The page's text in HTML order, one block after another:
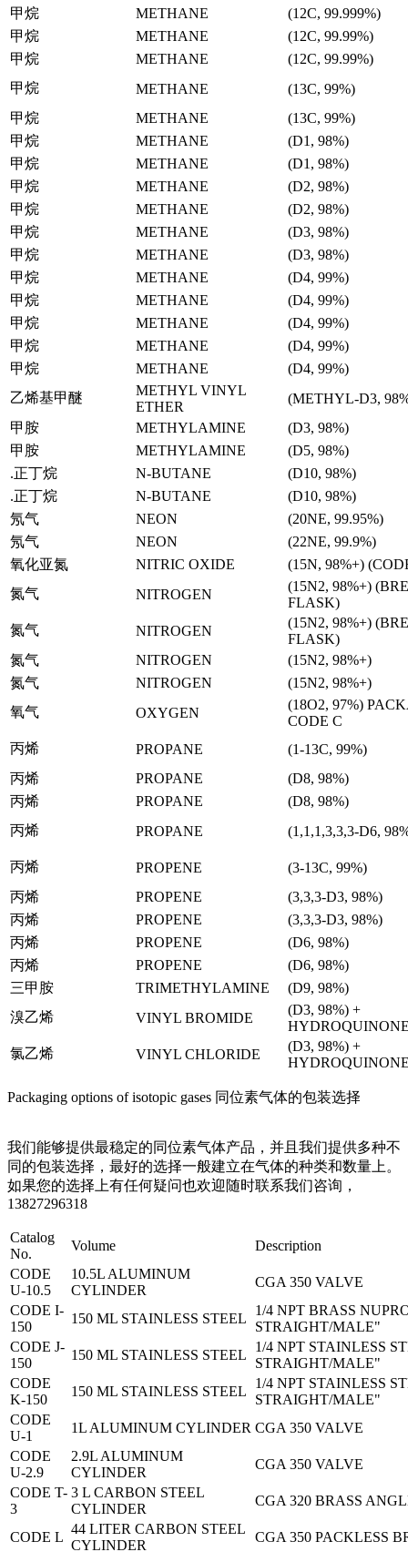
甲烷
METHANE
(12C, 99.999%)
甲烷
METHANE
(12C, 99.99%)
甲烷
METHANE
(12C, 99.99%)
甲烷
METHANE
(13C, 99%)
甲烷
METHANE
(13C, 99%)
甲烷
METHANE
(D1, 98%)
甲烷
METHANE
(D1, 98%)
甲烷
METHANE
(D2, 98%)
甲烷
METHANE
(D2, 98%)
甲烷
METHANE
(D3, 98%)
甲烷
METHANE
(D3, 98%)
甲烷
METHANE
(D4, 99%)
甲烷
METHANE
(D4, 99%)
甲烷
METHANE
(D4, 99%)
甲烷
METHANE
(D4, 99%)
甲烷
METHANE
(D4, 99%)
乙烯基甲醚
METHYL VINYL
ETHER
(METHYL-D3,
甲胺
METHYLAMINE
(D3, 98%)
甲胺
METHYLAMINE
(D5, 98%)
.正丁烷
N-BUTANE
(D10, 98%)
.正丁烷
N-BUTANE
(D10, 98%)
氖气
NEON
(20NE, 99.95%)
氖气
NEON
(22NE, 99.9%)
氧化亚氮
NITRIC OXIDE
(15N, 98%+)
氮气
NITROGEN
(15N2, 98%+)
FLASK)
氮气
NITROGEN
(15N2, 98%+)
FLASK)
氮气
NITROGEN
(15N2, 98%+)
氮气
NITROGEN
(15N2, 98%+)
氧气
OXYGEN
(18O2, 97%)
CODE C
丙烯
PROPANE
(1-13C, 99%)
丙烯
PROPANE
(D8, 98%)
丙烯
PROPANE
(D8, 98%)
丙烯
PROPANE (1,1,1,3,3,3-D6,
丙烯 PROPENE
(3-13C, 99%)
丙烯
PROPENE
(3,3,3-D3, 98%)
丙烯
PROPENE
(3,3,3-D3, 98%)
丙烯
PROPENE
(D6, 98%)
丙烯
PROPENE
(D6, 98%)
三甲胺
TRIMETHYLAMINE
(D9, 98%)
溴乙烯
VINYL BROMIDE
(D3, 98%) +
氯乙烯
VINYL CHLORIDE
(D3, 98%) +
Packaging options of isotopic gases 同位素气体的包装选择
我们能够提供最稳定的同位素气体产品，并且我们提供多种不
同的包装选择，最好的选择一般建立在气体的种类和数量上。
如果您的选择上有任何疑问也欢迎随时联系我们咨询，
13827296318
Catalog
No.
Volume
Description
CODE
U-10.5
10.5L ALUMINUM
CYLINDER
CGA 350 VALVE
CODE I-
150
150 ML STAINLESS STEEL
1/4 NPT BRASS
STRAIGHT/MALE"
CODE J-
150
150 ML STAINLESS STEEL
1/4 NPT STAINLESS
STRAIGHT/MALE"
CODE
K-150
150 ML STAINLESS STEEL
1/4 NPT STAINLESS
STRAIGHT/MALE"
CODE
U-1
1L ALUMINUM CYLINDER CGA 350 VALVE
CODE
U-2.9
2.9L ALUMINUM
CYLINDER
CGA 350 VALVE
CODE T-
3
3 L CARBON STEEL
CYLINDER
CGA 320 BRASS
CODE L
44 LITER CARBON STEEL
CYLINDER
CGA 350 PACKLESS